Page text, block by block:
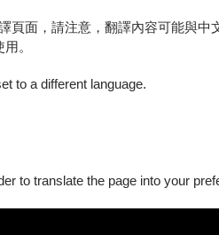
面，請注意，翻譯內容可能與中
。
to a different language.
to translate the page into your